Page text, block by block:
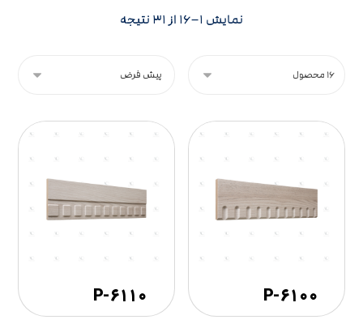
نمایش ۱–۱۶ از ۳۱ نتیجه
۶۱۰۰-P ۶۱۱۰-P